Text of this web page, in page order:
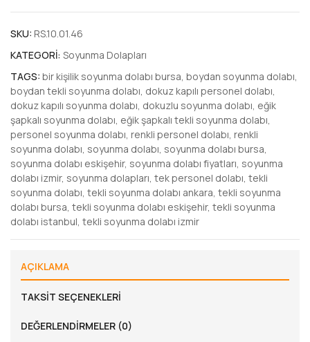
SKU: RS.10.01.46
KATEGORI: Soyunma Dolapları
TAGS: bir kişilik soyunma dolabı bursa, boydan soyunma dolabı,
boydan tekli soyunma dolabı, dokuz kapılı personel dolabı,
dokuz kapılı soyunma dolabı, dokuzlu soyunma dolabı, eğik
şapkalı soyunma dolabı, eğik şapkalı tekli soyunma dolabı,
personel soyunma dolabı, renkli personel dolabı, renkli
soyunma dolabı, soyunma dolabı, soyunma dolabı bursa,
soyunma dolabı eskişehir, soyunma dolabı fiyatları, soyunma
dolabı izmir, soyunma dolapları, tek personel dolabı, tekli
soyunma dolabı, tekli soyunma dolabı ankara, tekli soyunma
dolabı bursa, tekli soyunma dolabı eskişehir, tekli soyunma
dolabı istanbul, tekli soyunma dolabı izmir
AÇIKLAMA
TAKSIT SEÇENEKLERI
DEĞERLENDIRMELER (0)